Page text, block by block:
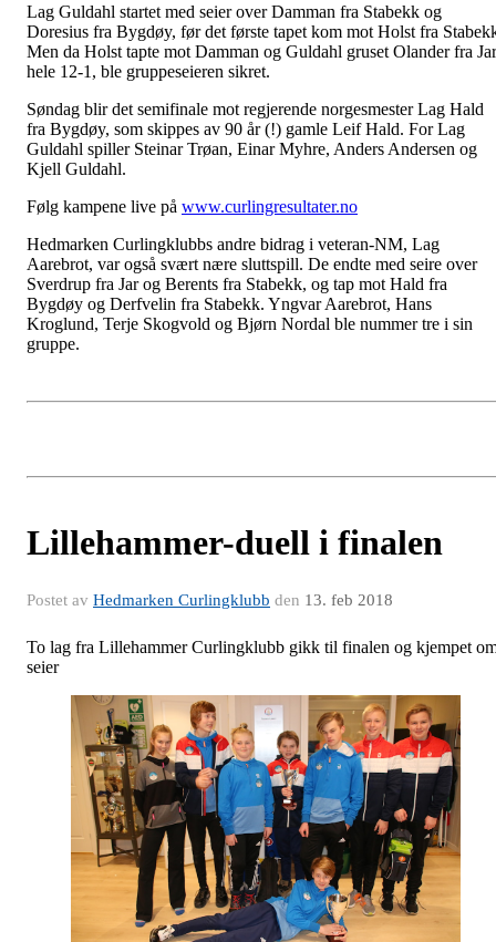
Lag Guldahl startet med seier over Damman fra Stabekk og
Doresius fra Bygdøy, før det første tapet kom mot Holst fra
Men da Holst tapte mot Damman og Guldahl gruset Olander fra Jar
hele 12-1, ble gruppeseieren sikret.
Søndag blir det semifinale mot regjerende norgesmester Lag Hald
fra Bygdøy, som skippes av 90 år (!) gamle Leif Hald. For Lag
Guldahl spiller Steinar Trøan, Einar Myhre, Anders Andersen og
Kjell Guldahl.
Følg kampene live på www.curlingresultater.no
Hedmarken Curlingklubbs andre bidrag i veteran-NM, Lag
Aarebrot, var også svært nære sluttspill. De endte med seire over
Sverdrup fra Jar og Berents fra Stabekk, og tap mot Hald fra
Bygdøy og Derfvelin fra Stabekk. Yngvar Aarebrot, Hans
Kroglund, Terje Skogvold og Bjørn Nordal ble nummer tre i sin
gruppe.
Lillehammer-duell i finalen
Postet av Hedmarken Curlingklubb den 13. feb 2018
To lag fra Lillehammer Curlingklubb gikk til finalen og kjempet
seier